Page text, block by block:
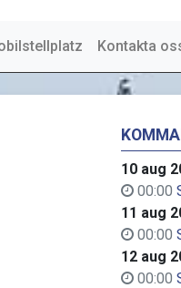
Kontakta
10 aug
00:00
11 aug
00:00
12 aug
00:00